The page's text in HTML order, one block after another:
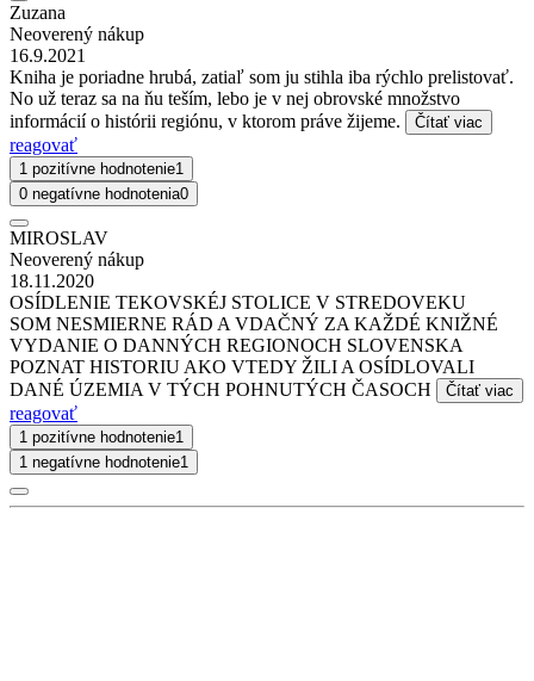
Zuzana
Neoverený nákup
16.9.2021
Kniha je poriadne hrubá, zatiaľ som ju stihla iba rýchlo prelistovať.
No už teraz sa na ňu teším, lebo je v nej obrovské množstvo
informácií o histórii regiónu, v ktorom práve žijeme.
Čítať viac
reagovať
1 pozitívne hodnotenie1
0 negatívne hodnotenia0
MIROSLAV
Neoverený nákup
18.11.2020
OSÍDLENIE TEKOVSKÉJ STOLICE V STREDOVEKU
SOM NESMIERNE RÁD A VDAČNÝ ZA KAŽDÉ KNIŽNÉ
VYDANIE O DANNÝCH REGIONOCH SLOVENSKA
POZNAT HISTORIU AKO VTEDY ŽILI A OSÍDLOVALI
DANÉ ÚZEMIA V TÝCH POHNUTÝCH ČASOCH
Čítať viac
reagovať
1 pozitívne hodnotenie1
1 negatívne hodnotenie1